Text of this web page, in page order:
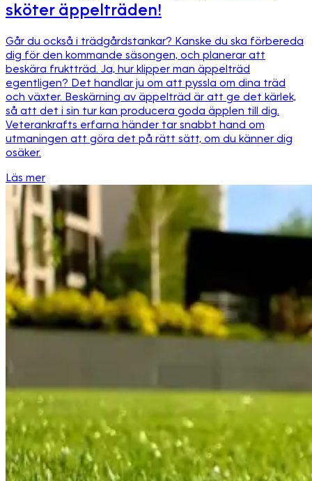
sköter äppelträden!
Går du också i trädgårdstankar? Kanske du ska förbereda
dig för den kommande säsongen, och planerar att
beskära fruktträd. Ja, hur klipper man äppelträd
egentligen? Det handlar ju om att pyssla om dina träd
och växter. Beskärning av äppelträd är att ge det kärlek,
så att det i sin tur kan producera goda äpplen till dig.
Veterankrafts erfarna händer tar snabbt hand om
utmaningen att göra det på rätt sätt, om du känner dig
osäker.
Läs mer